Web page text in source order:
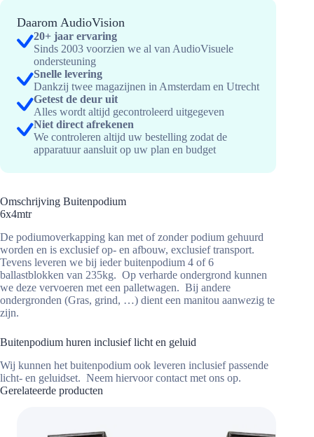
Daarom AudioVision
20+ jaar ervaring
Sinds 2003 voorzien we al van AudioVisuele
ondersteuning
Snelle levering
Dankzij twee magazijnen in Amsterdam en Utrecht
Getest de deur uit
Alles wordt altijd gecontroleerd uitgegeven
Niet direct afrekenen
We controleren altijd uw bestelling zodat de
apparatuur aansluit op uw plan en budget
Omschrijving Buitenpodium
6x4mtr
De podiumoverkapping kan met of zonder podium gehuurd
worden en is exclusief op- en afbouw, exclusief transport.
Tevens leveren we bij ieder buitenpodium 4 of 6
ballastblokken van 235kg. Op verharde ondergrond kunnen
we deze vervoeren met een palletwagen. Bij andere
ondergronden (Gras, grind, …) dient een manitou aanwezig te
zijn.
Buitenpodium huren inclusief licht en geluid
Wij kunnen het buitenpodium ook leveren inclusief passende
licht- en geluidset. Neem hiervoor contact met ons op.
Gerelateerde producten